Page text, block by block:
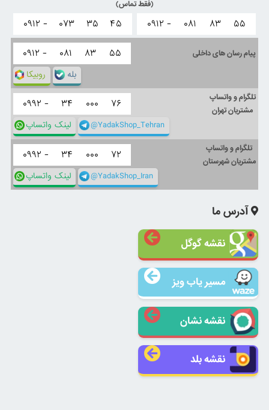
(فقط تماس)
۰۹۱۲ - ۰۸۱ ۸۳ ۵۵ ۰۹۱۲ - ۰۷۳ ۳۵ ۴۵
پیام رسان های داخلی ۰۹۱۲ - ۰۸۱ ۸۳ ۵۵
روبیکا بله
تلگرام و واتساپ
مشتریان تهران
۰۹۹۲ - ۳۴ ۰۰۰ ۷۶
لینک واتساپ @YadakShop_Tehran
تلگرام و واتساپ
مشتریان شهرستان
۰۹۹۲ - ۳۴ ۰۰۰ ۷۲
لینک واتساپ @YadakShop_Iran
آدرس ما
نقشه گوگل
مسیر یاب ویز
نقشه نشان
نقشه بلد